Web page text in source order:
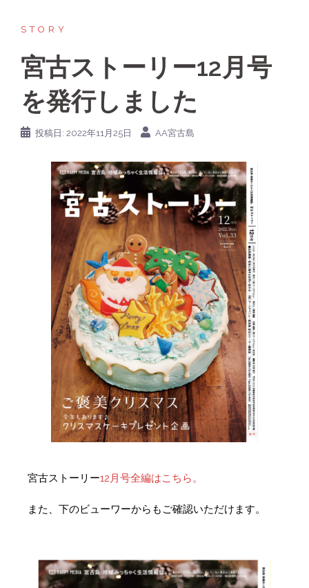
STORY
宮古ストーリー12月号
を発行しました
投稿日: 2022年11月25日 AA宮古島
宮古ストーリー12月号全編はこちら。
また、下のビューワーからもご確認いただけます。